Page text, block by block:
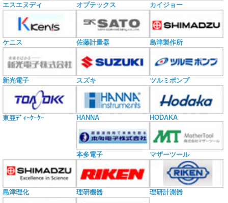
エスエヌディ オプテックス カイジョー
ケニス 佐藤計量器 島津製作所
新光電子 スズキ ツルミポンプ
東亜ﾃﾞｨｰｹｰｹｰ HANNA HODAKA
本多電子 マザーツール
島津理化 理研機器 理研計測器